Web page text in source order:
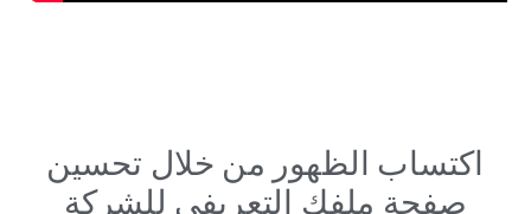
اكتساب الظهور من خلال تحسين
صفحة ملفك التعريفي للشركة